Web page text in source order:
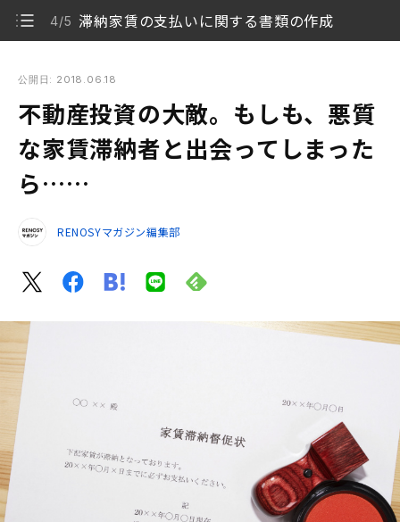
4/5 滞納家賃の支払いに関する書類の作成
ったら……
1/5
家賃滞納が発生したときにはじめに着手すべきこと
は？
2/5 悪質な家賃滞納者への対応フローとは？
3/5
公開日: 2018.06.18
不動産投資の大敵。もしも、悪質
な家賃滞納者と出会ってしまった
ら……
RENOSYマガジン編集部